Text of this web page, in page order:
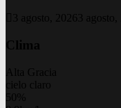
3 agosto, 2026 3
Clima
Alta Gracia
cielo claro
50%